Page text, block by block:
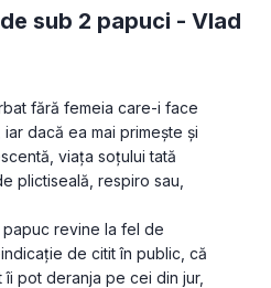
sub 2 papuci - Vlad
fără femeia care-i face
dacă ea mai primește și
viața soțului tată
plictiseală, respiro sau,
revine la fel de
de citit în public, că
pot deranja pe cei din jur,